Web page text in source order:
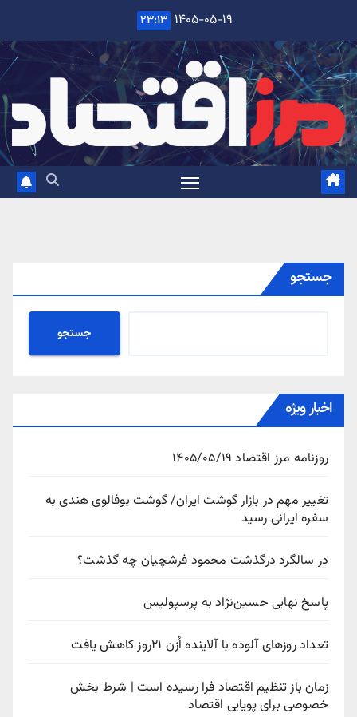
content
۱۴۰۵-۰۵-۱۹ ۲۳:۱۳
جستجو
جستجو
اخبار ویژه
روزنامه مرز اقتصاد ۱۴۰۵/۰۵/۱۹
تغییر مهم در بازار گوشت ایران/ گوشت بوفالوی هندی به
سفره ایرانی رسید
در سالگرد درگذشت محمود فرشچیان چه گذشت؟
پاسخ نهایی حسین‌نژاد به پرسپولیس
تعداد روزهای آلوده با آلاینده اُزن ۲۱روز کاهش یافت
زمان باز تنظیم اقتصاد فرا رسیده است | شرط بخش
خصوصی برای پویایی اقتصاد